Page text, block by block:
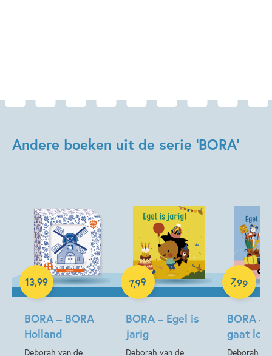
Andere boeken uit de serie 'BORA'
BORA – BORA
Holland
Deborah van de
13,99
Hardcover
BORA – Egel is
jarig
Deborah van de
7,99
Hardcover
BORA –
gaat
Deborah
7,99
Hardcover